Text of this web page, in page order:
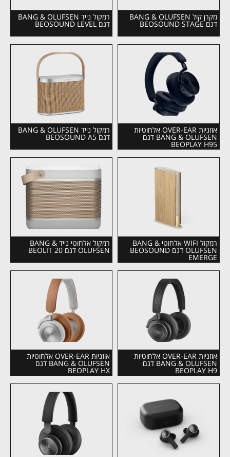
מקרן קול BANG & OLUFSEN
דגם BEOSOUND STAGE
רמקול נייד BANG & OLUFSEN
דגם BEOSOUND LEVEL
אוזניות OVER-EAR אלחוטיות
BANG & OLUFSEN דגם
BEOPLAY H95
רמקול נייד BANG & OLUFSEN
דגם BEOSOUND A5
רמקול WIFI אלחוטי BANG &
OLUFSEN דגם BEOSOUND
EMERGE
רמקול אלחוטי נייד BANG &
OLUFSEN דגם BEOLIT 20
אוזניות OVER-EAR אלחוטיות
BANG & OLUFSEN דגם
BEOPLAY H9
אוזניות OVER-EAR אלחוטיות
BANG & OLUFSEN דגם
BEOPLAY HX